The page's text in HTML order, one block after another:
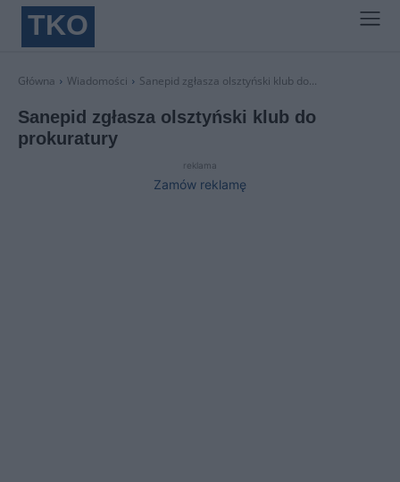
TKO
Główna Wiadomości Sanepid zgłasza olsztyński klub do...
Sanepid zgłasza olsztyński klub do
prokuratury
reklama
Zamów reklamę